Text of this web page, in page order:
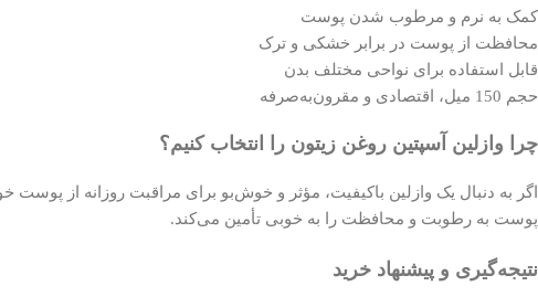
کمک به نرم و مرطوب شدن پوست
محافظت از پوست در برابر خشکی و ترک
قابل استفاده برای نواحی مختلف بدن
حجم 150 میل، اقتصادی و مقرون‌به‌صرفه
چرا وازلین آسپتین روغن زیتون را انتخاب کنیم؟
پوست به رطوبت و محافظت را به خوبی تأمین می‌کند.
نتیجه‌گیری و پیشنهاد خرید